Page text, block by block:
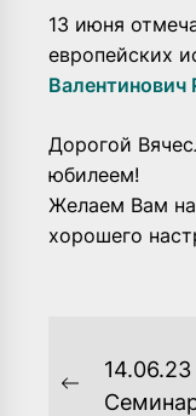
13 июня
европейских
Валентинович
Дорогой
юбилеем!
Желаем Вам
хорошего
НАВИГАЦИЯ
Previous
14.06.23